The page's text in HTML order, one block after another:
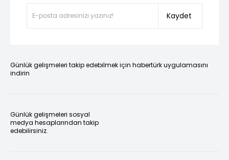
Kaydet
Günlük gelişmeleri takip edebilmek için habertürk uygulamasını
indirin
Günlük gelişmeleri sosyal
medya hesaplarından takip
edebilirsiniz.